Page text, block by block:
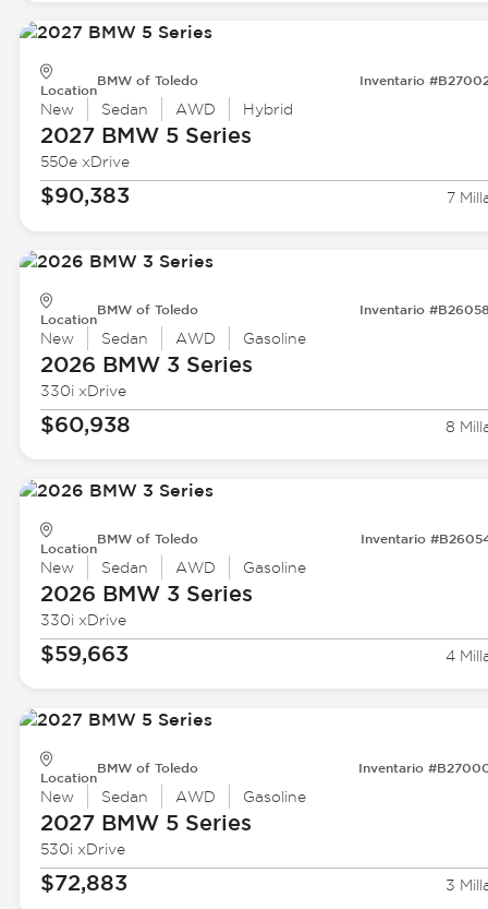
Location
BMW of Toledo Inventario
New Sedan AWD Hybrid
2027 BMW5 Series
550e xDrive
$90,383 7
Location
BMW of Toledo Inventario
New Sedan AWD Gasoline
2026 BMW3 Series
330i xDrive
$60,938 8
Location
BMW of Toledo Inventario
New Sedan AWD Gasoline
2026 BMW3 Series
330i xDrive
$59,663 4
Location
BMW of Toledo Inventario
New Sedan AWD Gasoline
2027 BMW5 Series
530i xDrive
$72,883 3